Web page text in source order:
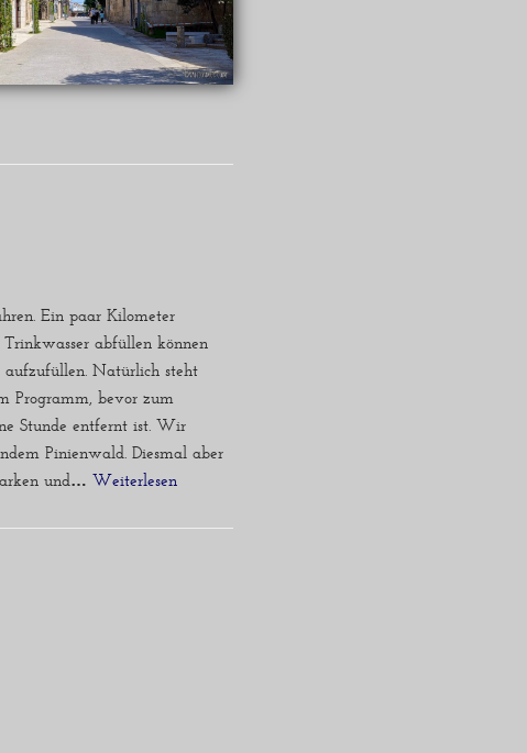
Ein paar Kilometer
abfüllen können
Natürlich steht
Programm, bevor zum
Stunde entfernt ist. Wir
Pinienwald. Diesmal aber
und… Weiterlesen »